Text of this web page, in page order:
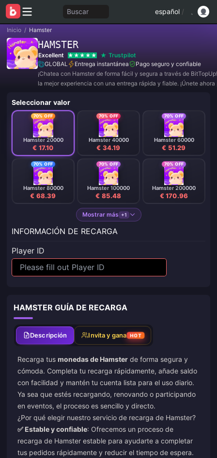
Buscar español /
Inicio / Hamster
HAMSTER
Excellent
Trustpilot
GLOBAL
Entrega instantánea
Pago seguro y confiable
¡Chatea con Hamster de forma fácil y segura a través de
la mejor experiencia con una entrega rápida y fiable. ¡Únete ahora
Seleccionar valor
70% OFF
Hamster 20000
€ 17.10
70% OFF
Hamster 40000
€ 34.19
70% OFF
Hamster 60000
€ 51.29
70% OFF
Hamster 80000
€ 68.39
70% OFF
Hamster 100000
€ 85.48
70% OFF
Hamster 200000
€ 170.96
Mostrar más +1
INFORMACIÓN DE RECARGA
Player ID
HAMSTER GUÍA DE RECARGA
Descripción Invita y gana HOT
Recarga tus monedas de Hamster de forma segura y
cómoda. Completa tu recarga rápidamente, añade saldo
con facilidad y mantén tu cuenta lista para el uso diario.
Ya sea que estés recargando, renovando o participando
en eventos, el proceso es sencillo y directo.
¿Por qué elegir nuestro servicio de recarga de Hamster?
✅ Estable y confiable: Ofrecemos un proceso de
recarga de Hamster estable para ayudarte a completar
tus pedidos rápidamente y reducir el tiempo de espera.